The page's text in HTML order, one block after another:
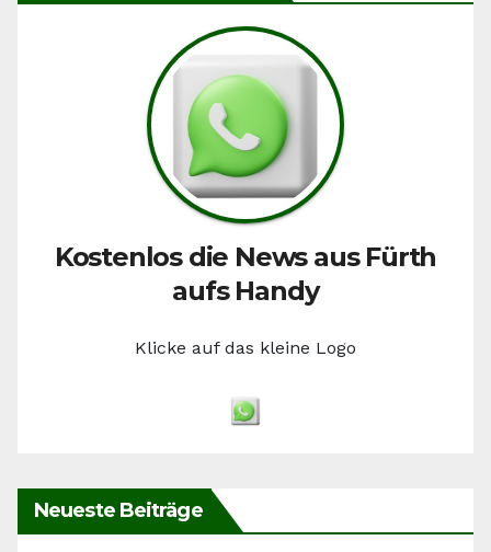
Kostenlos die News aus Fürth
aufs Handy
Klicke auf das kleine Logo
Neueste Beiträge